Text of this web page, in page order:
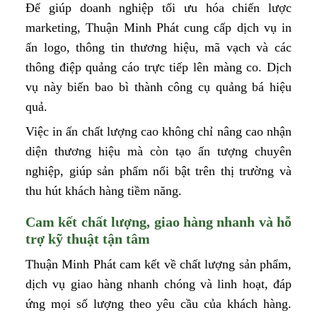
Để giúp doanh nghiệp tối ưu hóa chiến lược
marketing, Thuận Minh Phát cung cấp dịch vụ in
ấn logo, thông tin thương hiệu, mã vạch và các
thông điệp quảng cáo trực tiếp lên màng co. Dịch
vụ này biến bao bì thành công cụ quảng bá hiệu
quả.
Việc in ấn chất lượng cao không chỉ nâng cao nhận
diện thương hiệu mà còn tạo ấn tượng chuyên
nghiệp, giúp sản phẩm nổi bật trên thị trường và
thu hút khách hàng tiềm năng.
Cam kết chất lượng, giao hàng nhanh và hỗ
trợ kỹ thuật tận tâm
Thuận Minh Phát cam kết về chất lượng sản phẩm,
dịch vụ giao hàng nhanh chóng và linh hoạt, đáp
ứng mọi số lượng theo yêu cầu của khách hàng.